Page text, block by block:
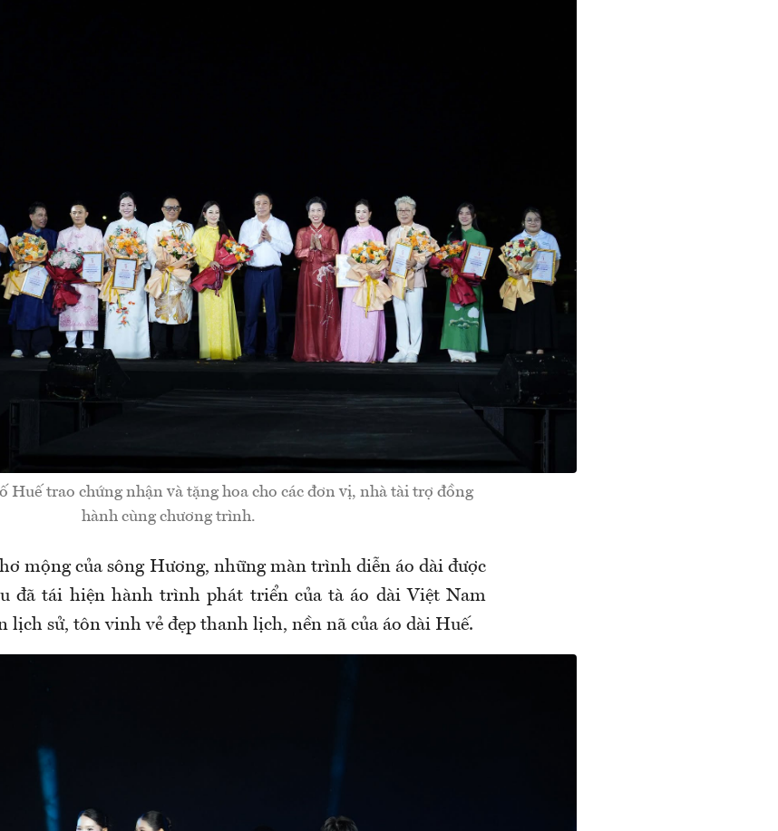
Huế trao chứng nhận và tặng hoa cho các đơn vị, nhà tài trợ đồng
hành cùng chương trình.
mộng của sông Hương, những màn trình diễn áo dài được
đã tái hiện hành trình phát triển của tà áo dài Việt Nam
lịch sử, tôn vinh vẻ đẹp thanh lịch, nền nã của áo dài Huế.